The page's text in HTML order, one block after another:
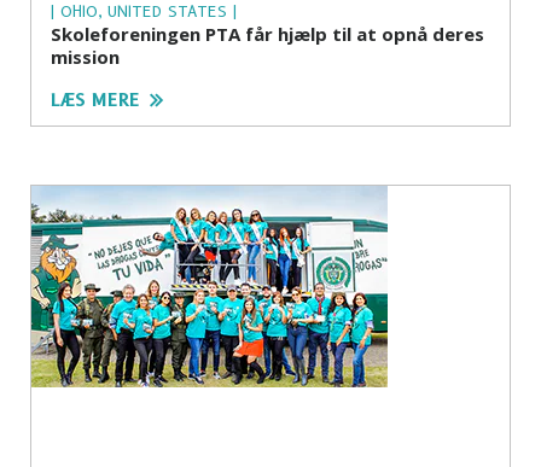
| OHIO, UNITED STATES |
Skoleforeningen PTA får hjælp til at opnå deres
mission
LÆS MERE